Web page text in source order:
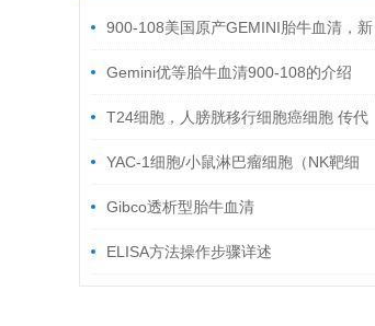
900-108美国原产GEMINI胎牛血清，新
批次，高营养，细胞培养者的“福音”
Gemini优等胎牛血清900-108的介绍
T24细胞，人膀胱移行细胞癌细胞 传代
说明YAC-1细胞/小鼠淋巴瘤细胞（NK靶细
胞） 培养步骤
Gibco透析型胎牛血清
ELISA方法操作步骤详述